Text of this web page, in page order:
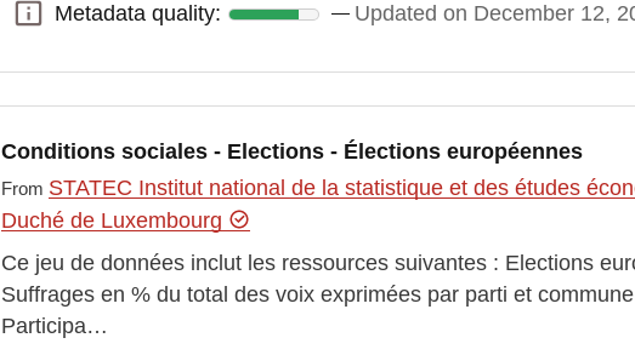
Metadata quality:
Metadata quality: Updated on December 12,
Conditions sociales - Elections - Élections européennes
From STATEC Institut national de la statistique et des études
Duché de Luxembourg
Ce jeu de données inclut les ressources suivantes : Elections
Suffrages en % du total des voix exprimées par parti et
Participa…